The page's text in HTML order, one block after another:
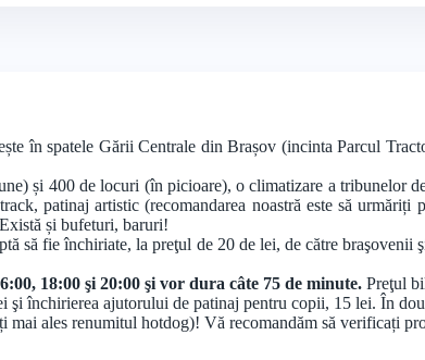
în spatele Gării Centrale din Brașov (incinta Parcul
și 400 de locuri (în picioare), o climatizare a tribunelor
patinaj artistic (recomandarea noastră este să
și bufeturi, baruri!
să fie închiriate, la preţul de 20 de lei, de către braşovenii
18:00 şi 20:00 şi vor dura câte 75 de minute. Preţul
şi închirierea ajutorului de patinaj pentru copii, 15 lei. În
mai ales renumitul hotdog)! Vă recomandăm să verificați